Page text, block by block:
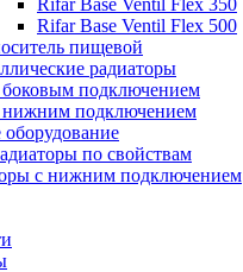
Rifar Base Ventil Flex 350
Rifar Base Ventil Flex 500
пищевой
радиаторы
боковым подключением
нижним подключением
по свойствам
с нижним подключением